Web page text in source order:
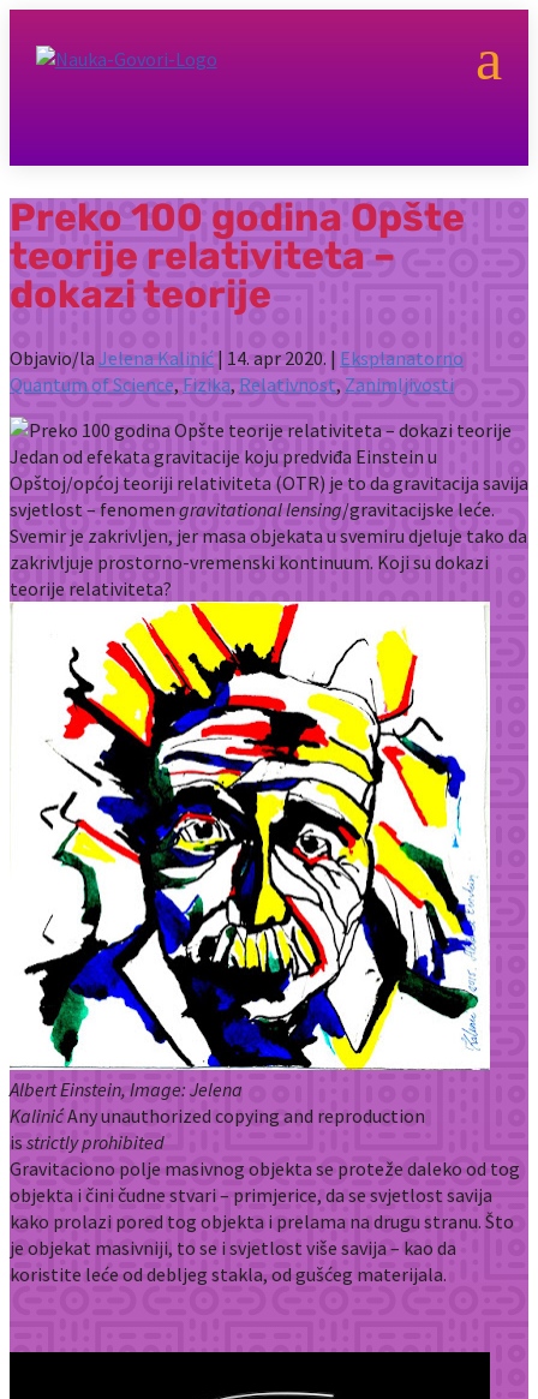
a
Preko 100 godina Opšte
teorije relativiteta –
dokazi teorije
Objavio/la Jelena Kalinić | 14. apr 2020. | Eksplanatorno
Quantum of Science, Fizika, Relativnost, Zanimljivosti
Jedan od efekata gravitacije koju predviđa Einstein u
Opštoj/općoj teoriji relativiteta (OTR) je to da gravitacija savija
svjetlost – fenomengravitational lensing/gravitacijske leće.
Svemir je zakrivljen, jer masa objekata u svemiru djeluje tako da
zakrivljuje prostorno-vremenski kontinuum. Koji su dokazi
teorije relativiteta?
Albert Einstein, Image: Jelena
KalinićAny unauthorized copying and reproduction
is strictlyprohibited
Gravitaciono polje masivnog objekta se proteže daleko od tog
objekta i čini čudne stvari – primjerice, da se svjetlost savija
kako prolazi pored tog objekta i prelama na drugu stranu. Što
je objekat masivniji, to se i svjetlost više savija – kao da
koristite leće od debljeg stakla, od gušćeg materijala.